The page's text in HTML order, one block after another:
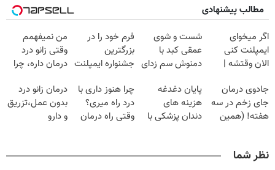
مطالب پیشنهادی
اگر میخوای
ایمپلنت کنی
الان وقتشه |
میلیون تومان!!!
شست و شوی
عمقی کبد با
دمنوش سم زدای
فرم خود را در
بزرگترین
جشنواره ایمپلنت
فقط ۲۵ میلیون
من نمیفهمم
وقتی زانو درد
درمان داره، چرا
تحمل میکنی؟❗
جادوی درمان
جای زخم در سه
هفته! (همین
پایان دغدغه
هزینه های
دندان پزشکی با
چرا هنوز داری با
درد راه میری؟
وقتی راه درمان
درمان زانو درد
بدون عمل،تزریق
و دارو
نظر شما